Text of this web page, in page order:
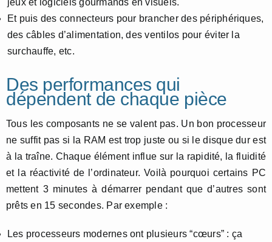
jeux et logiciels gourmands en visuels.
Et puis des connecteurs pour brancher des périphériques,
des câbles d’alimentation, des ventilos pour éviter la
surchauffe, etc.
Des performances qui
dépendent de chaque pièce
Tous les composants ne se valent pas. Un bon processeur
ne suffit pas si la RAM est trop juste ou si le disque dur est
à la traîne. Chaque élément influe sur la rapidité, la fluidité
et la réactivité de l’ordinateur. Voilà pourquoi certains PC
mettent 3 minutes à démarrer pendant que d’autres sont
prêts en 15 secondes. Par exemple :
Les processeurs modernes ont plusieurs “cœurs” : ça